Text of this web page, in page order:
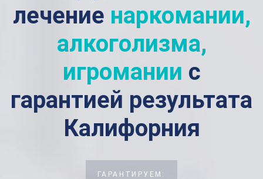
лечение наркомании,
алкоголизма,
игромании с
гарантией результата
Калифорния
ГАРАНТИРУЕМ: